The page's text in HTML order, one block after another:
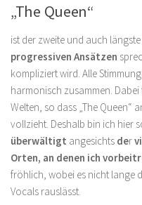
„The Queen“
ist der zweite und auch
progressiven Ansätzen
kompliziert wird. Alle
harmonisch zusammen.
Welten, so dass „The Queen“
vollzieht. Deshalb bin ich hier
überwältigt angesichts der
Orten, an denen ich
fröhlich, wobei es nicht lange
Vocals rauslässt.